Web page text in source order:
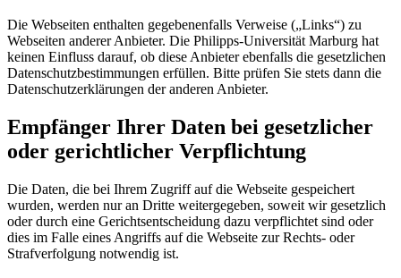
Die Webseiten enthalten gegebenenfalls Verweise („Links“) zu
Webseiten anderer Anbieter. Die Philipps-Universität Marburg hat
keinen Einfluss darauf, ob diese Anbieter ebenfalls die gesetzlichen
Datenschutzbestimmungen erfüllen. Bitte prüfen Sie stets dann die
Datenschutzerklärungen der anderen Anbieter.
Empfänger Ihrer Daten bei gesetzlicher
oder gerichtlicher Verpflichtung
Die Daten, die bei Ihrem Zugriff auf die Webseite gespeichert
wurden, werden nur an Dritte weitergegeben, soweit wir gesetzlich
oder durch eine Gerichtsentscheidung dazu verpflichtet sind oder
dies im Falle eines Angriffs auf die Webseite zur Rechts- oder
Strafverfolgung notwendig ist.